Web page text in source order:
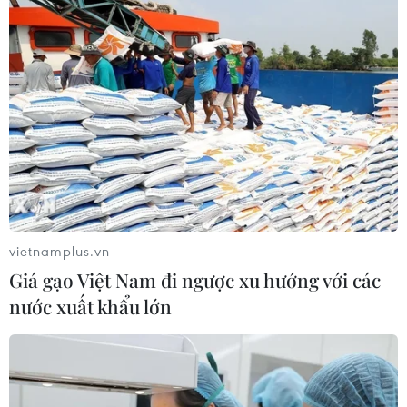
Dow Jones lập đỉnh kỷ lục
nhờ diễn biến tích cực tại
Trung Đông
05/08/2026 23:27
Vận chuyển quá cảnh hàng
giả và xâm phạm sở hữu trí
tuệ diễn biến phức tạp
05/08/2026 13:44
Xuất khẩu gạo Thái Lan
giảm gần 19% trong nửa
đầu năm 2026
Chứng khoán châu Á đồng
loạt tăng nhờ đà hồi phục
của cổ phiếu công nghệ
05/08/2026 11:00
vietnamplus.vn
Giá gạo Việt Nam đi ngược xu hướng với các
nước xuất khẩu lớn